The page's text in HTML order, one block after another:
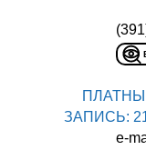
ЗАПИСЬ:
e-